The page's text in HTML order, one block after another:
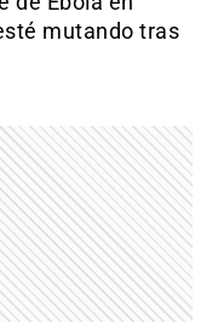
mutando tras